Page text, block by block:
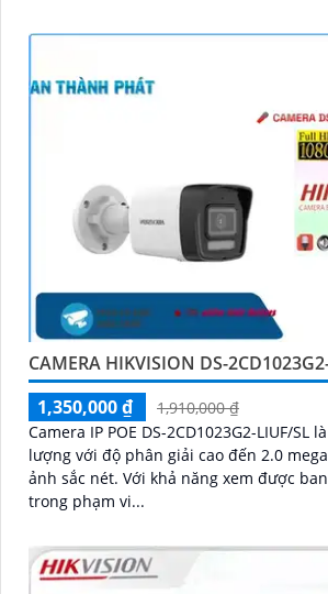
CAMERA HIKVISION DS-
1,350,000 ₫
1,910,000 ₫
Camera IP POE DS-2CD1023G2-LIUF/SL
lượng với độ phân giải cao đến 2.0
ảnh sắc nét. Với khả năng xem được ban đêm full color
trong phạm vi...